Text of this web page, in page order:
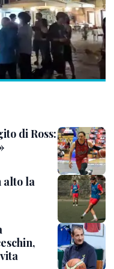
di Ross:
alto la